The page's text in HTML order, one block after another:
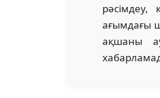
ағымдағы
ақшаны